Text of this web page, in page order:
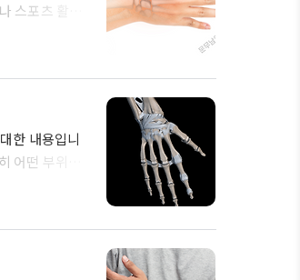
스포츠 활동
는 질환 중
터 엄지손가락
절 측부인대
한 내용입니
어떤 부위의
손목 안쪽
그려 표현하더
열된 것인지